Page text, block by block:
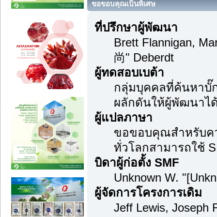
ขอขอบคุณเป็นพิเศษ
ที่ปรึกษาผู้พัฒนา
Brett Flannigan,
尚" Deberdt
ผู้ทดสอบเบต้า
กลุ่มบุคคลที่ค้นหาบั๊
ผลักดันให้ผู้พัฒนาไ
ผู้แปลภาษา
ขอขอบคุณสำหรับค
ทั่วโลกสามารถใช้
บิดาผู้ก่อตั้ง SMF
Unknown W.
ผู้จัดการโครงการเดิม
Jeff Lewis, Joseph